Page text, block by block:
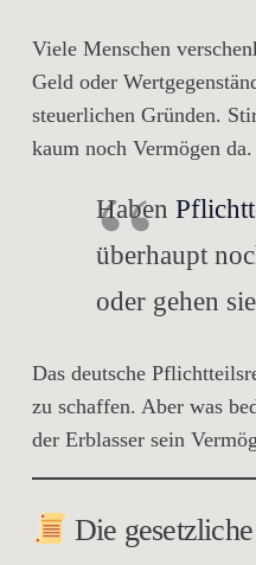
Viele Menschen
Geld oder
steuerlichen Gründen.
kaum noch Vermögen
Haben
überhaupt
oder gehen
Das deutsche
zu schaffen. Aber was
der Erblasser sein
Die